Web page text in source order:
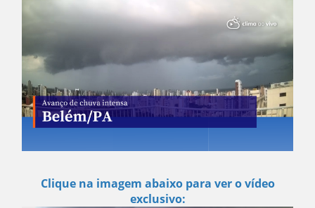
Clique na imagem abaixo para ver o vídeo
exclusivo: